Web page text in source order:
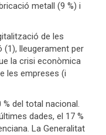
metall (9 %) i
de les
lleugerament per
la crisi econòmica
les empreses (i
del total nacional.
dades, el 17 %
La Generalitat